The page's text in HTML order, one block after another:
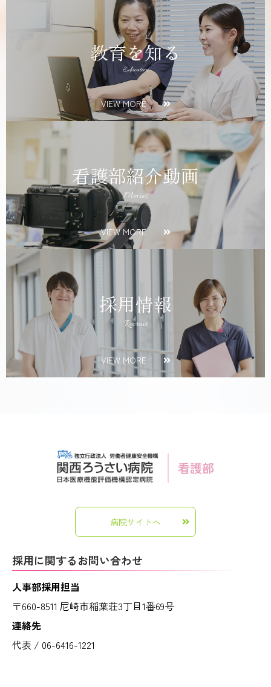
教育を知る
Education
VIEW MORE
看護部紹介動画
Movies
VIEW MORE
採用情報
Recruit
VIEW MORE
病院サイトへ
採用に関するお問い合わせ
人事部採用担当
〒660-8511 尼崎市稲葉荘3丁目1番69号
連絡先
代表 / 06-6416-1221